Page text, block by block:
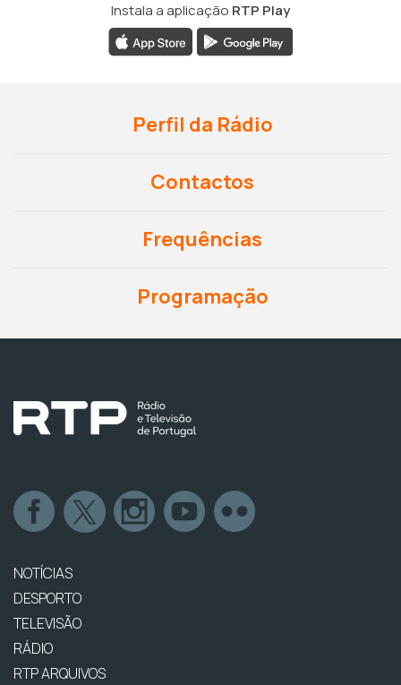
Instala a aplicação RTP Play
Perfil da Rádio
Contactos
Frequências
Programação
NOTÍCIAS
DESPORTO
TELEVISÃO
RÁDIO
RTP ARQUIVOS